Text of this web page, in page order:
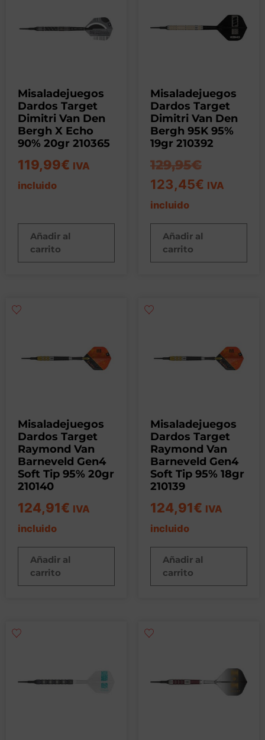
Misaladejuegos
Dardos Target
Dimitri Van Den
Bergh X Echo
90% 20gr 210365
119,99€ IVA
incluido
Añadir al
carrito
Misaladejuegos
Dardos Target
Dimitri Van Den
Bergh 95K 95%
19gr 210392
129,95€
123,45€ IVA
incluido
Añadir al
carrito
Misaladejuegos
Dardos Target
Raymond Van
Barneveld Gen4
Soft Tip 95% 20gr
210140
124,91€ IVA
incluido
Añadir al
carrito
Misaladejuegos
Dardos Target
Raymond Van
Barneveld Gen4
Soft Tip 95% 18gr
210139
124,91€ IVA
incluido
Añadir al
carrito